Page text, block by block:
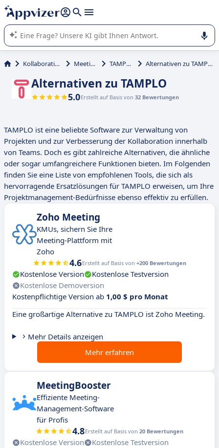
beantworten (mehrere Zeilen mit
Die KI von Appvizer führt Sie bei der Nutzung oder Auswahl
von SaaS-Software in Unternehmen.
Kollaboration Meeting TAMPLO Alternativen zu TAMPLO
Alternativen zu TAMPLO
5.0Erstellt auf Basis von 32 Bewertungen
TAMPLO ist eine beliebte Software zur Verwaltung von
Projekten und zur Verbesserung der Kollaboration innerhalb
von Teams. Doch es gibt zahlreiche Alternativen, die ähnliche
oder sogar umfangreichere Funktionen bieten. Im Folgenden
finden Sie eine Liste von empfohlenen Tools, die sich als
hervorragende Ersatzlösungen für TAMPLO erweisen, um Ihre
Projektmanagement-Bedürfnisse ebenso effektiv zu erfüllen.
Zoho Meeting
KMUs, sichern Sie Ihre
Meeting-Plattform mit
Zoho
4.6Erstellt auf Basis von +200 Bewertungen
Kostenlose Version
Kostenlose Testversion
Kostenlose Demoversion
Kostenpflichtige Version ab 1,00 $ pro Monat
Eine großartige Alternative zu TAMPLO ist Zoho Meeting.
Mehr Details anzeigen
Mehr erfahren
MeetingBooster
Effiziente Meeting-
Management-Software
für Profis
4.8Erstellt auf Basis von 20 Bewertungen
Kostenlose Version
Kostenlose Testversion